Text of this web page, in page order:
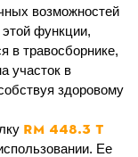
возможностей
этой функции,
в травосборнике,
участок в
здоровому
RM 448.3 T
Ее